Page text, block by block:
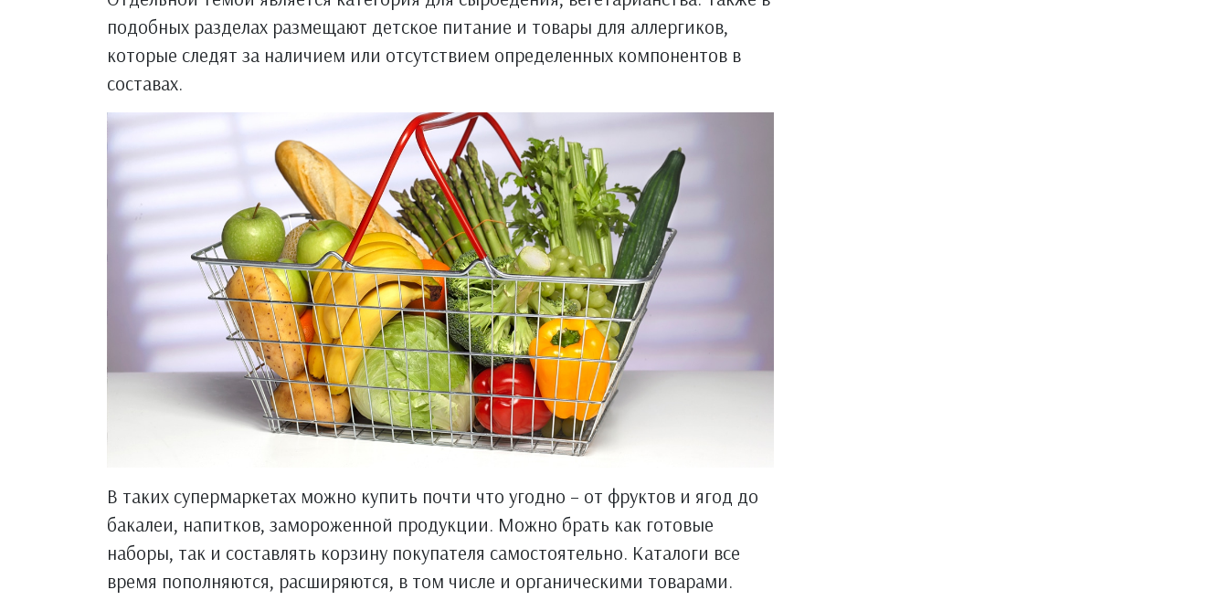
подобных разделах размещают детское питание и товары для аллергиков,
которые следят за наличием или отсутствием определенных компонентов в
составах.
В таких супермаркетах можно купить почти что угодно – от фруктов и ягод до
бакалеи, напитков, замороженной продукции. Можно брать как готовые
наборы, так и составлять корзину покупателя самостоятельно. Каталоги все
время пополняются, расширяются, в том числе и органическими товарами.